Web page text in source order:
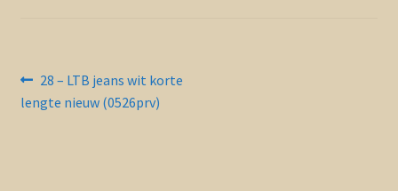
Bericht
navigatie
Vorig
bericht:
28 – LTB jeans wit korte
lengte nieuw (0526prv)